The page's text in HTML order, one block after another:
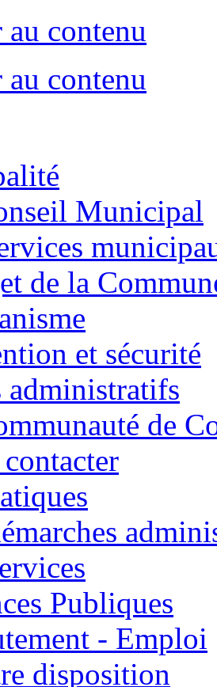
au contenu
au contenu
Municipal
de la
et sécurité
administratifs
de
Publiques
- Emploi
disposition